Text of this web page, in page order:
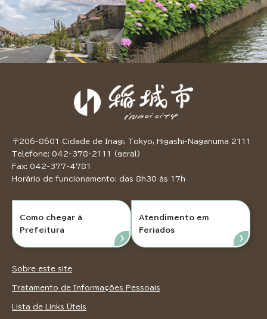
〒206-8601 Cidade de Inagi, Tokyo, Higashi-Naganuma 2111
Telefone: 042-378-2111 (geral)
Fax: 042-377-4781
Horário de funcionamento: das 8h30 às 17h
Como chegar à
Prefeitura
Atendimento em
Feriados
Sobre este site
Tratamento de Informações Pessoais
Lista de Links Úteis